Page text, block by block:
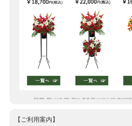
開店祝い開業祝い・開院祝い・オープン祝い・移転祝い・周年祝いなど、 店舗・病院・美容室・オフィスのオープン、竣工式、式典におすすめの造
【ご利用案内】